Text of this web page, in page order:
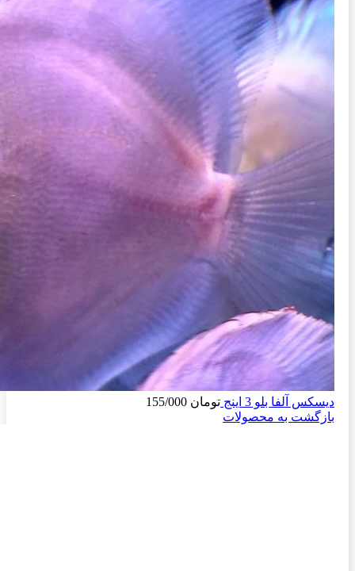
دیسکس آلفا بلو 3 اینج تومان
بازگشت به محصولات